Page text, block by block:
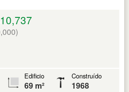
Edificio
69 m²
Construído
1968